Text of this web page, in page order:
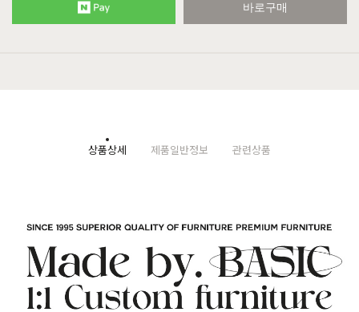
바로구매
상품상세 제품일반정보 관련상품